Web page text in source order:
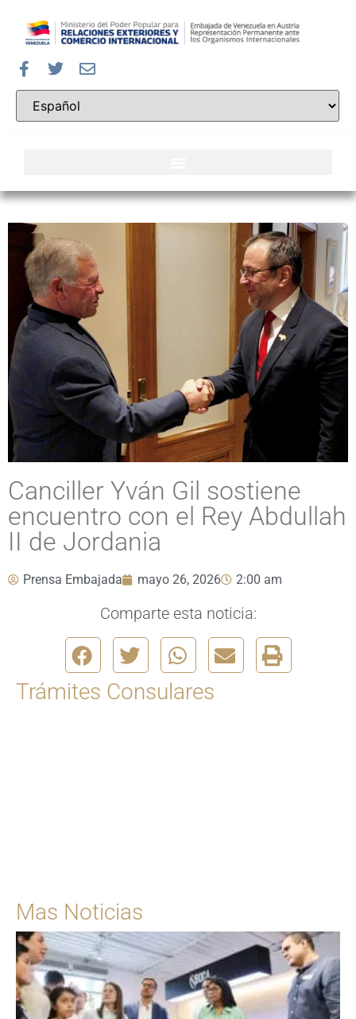
Canciller Yván Gil sostiene
encuentro con el Rey Abdullah
II de Jordania
Prensa Embajada mayo 26, 2026 2:00 am
Comparte esta noticia:
Trámites Consulares
Mas Noticias